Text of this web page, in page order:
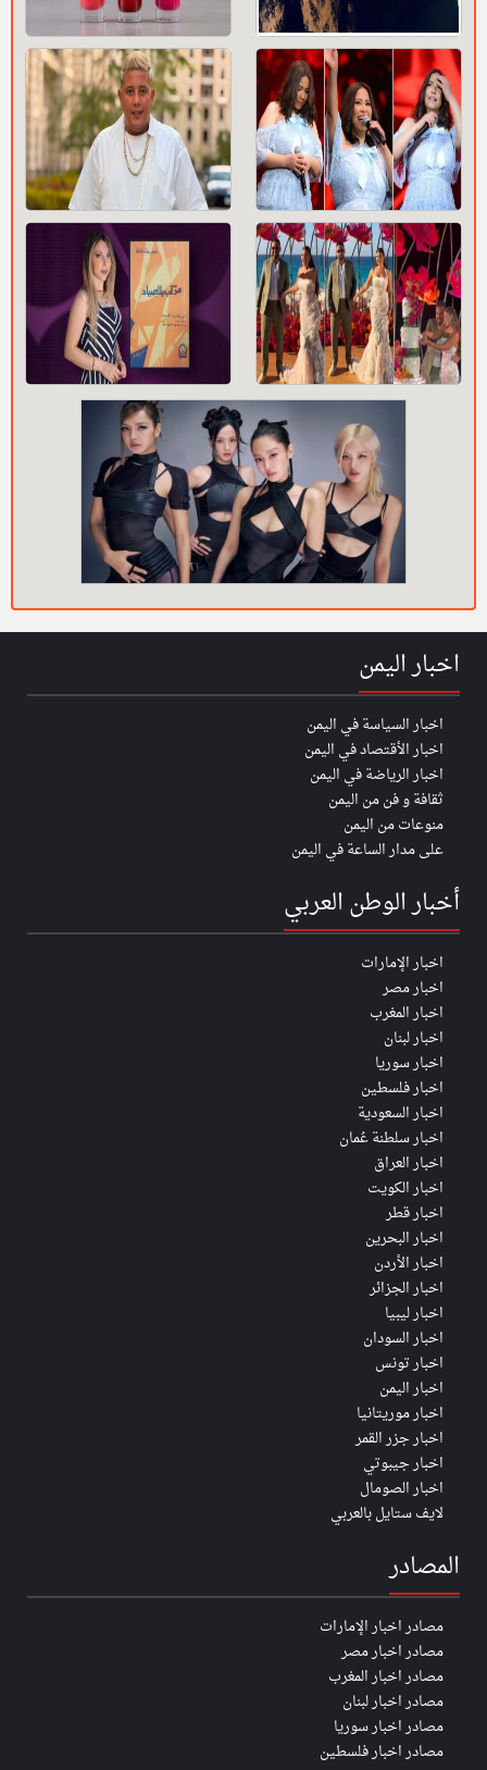
اخبار اليمن
اخبار السياسة في اليمن
اخبار الأقتصاد في اليمن
اخبار الرياضة في اليمن
ثقافة و فن من اليمن
منوعات من اليمن
على مدار الساعة في اليمن
أخبار الوطن العربي
اخبار الإمارات
اخبار مصر
اخبار المغرب
اخبار لبنان
اخبار سوريا
اخبار فلسطين
اخبار السعودية
اخبار سلطنة عُمان
اخبار العراق
اخبار الكويت
اخبار قطر
اخبار البحرين
اخبار الأردن
اخبار الجزائر
اخبار ليبيا
اخبار السودان
اخبار تونس
اخبار اليمن
اخبار موريتانيا
اخبار جزر القمر
اخبار جيبوتي
اخبار الصومال
لايف ستايل بالعربي
المصادر
مصادر اخبار الإمارات
مصادر اخبار مصر
مصادر اخبار المغرب
مصادر اخبار لبنان
مصادر اخبار سوريا
مصادر اخبار فلسطين